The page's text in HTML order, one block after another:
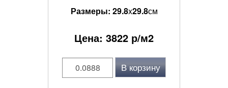
Размеры: 29.8x29.8см
Цена: 3822 р/м2
В корзину